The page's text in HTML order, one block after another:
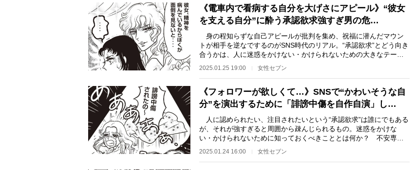
《電車内で看病する自分を大げさにアピール》“彼女
を支える自分”に酔う承認欲求強すぎ男の危…
身の程知らずな自己アピールが批判を集め、祝福に潜んだマウン
トが相手を逆なでするのがSNS時代のリアル。“承認欲求”とどう向き
合うかは、人に迷惑をかけない・かけられないための大きなテーマ
だ。不安専門カウン…
2025.01.25 19:00 女性セブン
《フォロワーが欲しくて…》SNSで“かわいそうな自
分”を演出するために「誹謗中傷を自作自演」し…
人に認められたい、注目されたいという“承認欲求”は誰にでもある
が、それが強すぎると周囲から疎んじられるもの。迷惑をかけな
い・かけられないために知っておくべきこととは何か？ 不安専門
カウンセラーの柳川…
2025.01.24 16:00 女性セブン